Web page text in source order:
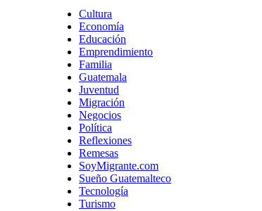
Cultura
Economía
Educación
Emprendimiento
Familia
Guatemala
Juventud
Migración
Negocios
Política
Reflexiones
Remesas
SoyMigrante.com
Sueño Guatemalteco
Tecnología
Turismo